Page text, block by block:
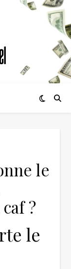
le
?
le